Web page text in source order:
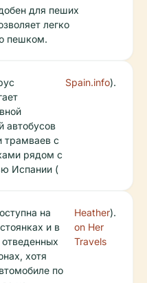
для пеших
легко
пешком.
автобусов
трамваев с
рядом с
Испании (
Spain.info).
на
и в
хотя
по
Heather
on Her
Travels
).